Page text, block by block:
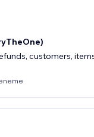
customers,